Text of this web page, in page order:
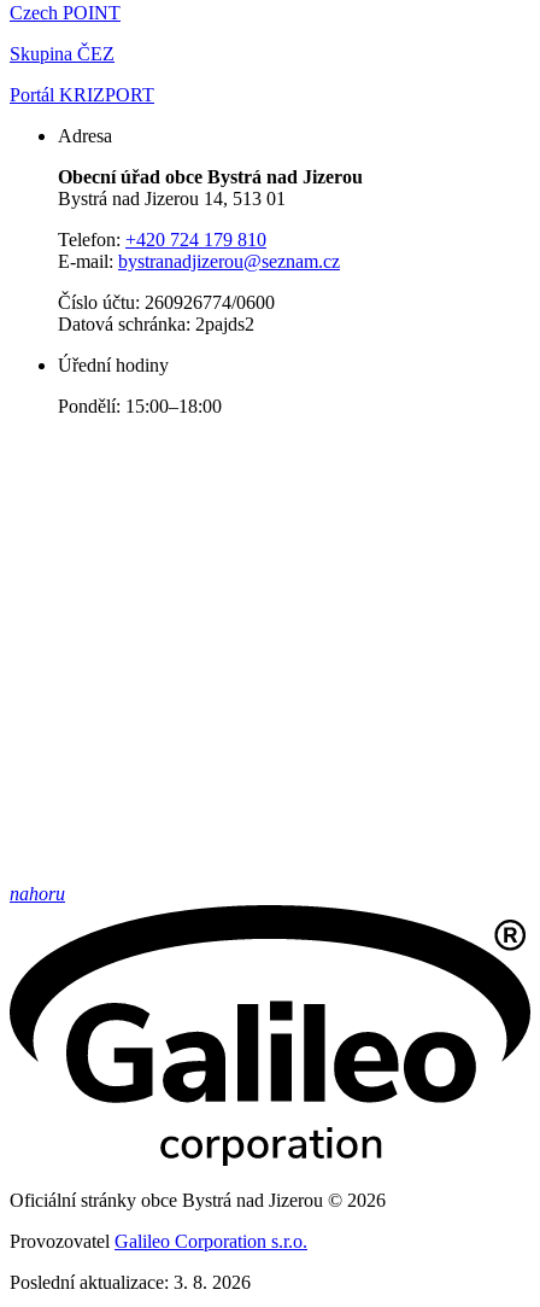
Czech POINT
Skupina ČEZ
Portál KRIZPORT
Adresa
Obecní úřad obce Bystrá nad Jizerou
Bystrá nad Jizerou 14, 513 01
Telefon: +420 724 179 810
E-mail: bystranadjizerou@seznam.cz
Číslo účtu: 260926774/0600
Datová schránka: 2pajds2
Úřední hodiny
Pondělí: 15:00–18:00
nahoru
Oficiální stránky obce Bystrá nad Jizerou © 2026
Provozovatel Galileo Corporation s.r.o.
Poslední aktualizace: 3. 8. 2026